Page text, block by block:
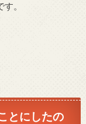
。
とにしたの